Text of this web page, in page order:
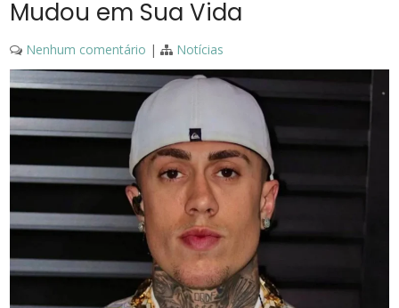
Mudou em Sua Vida
Nenhum comentário | Notícias